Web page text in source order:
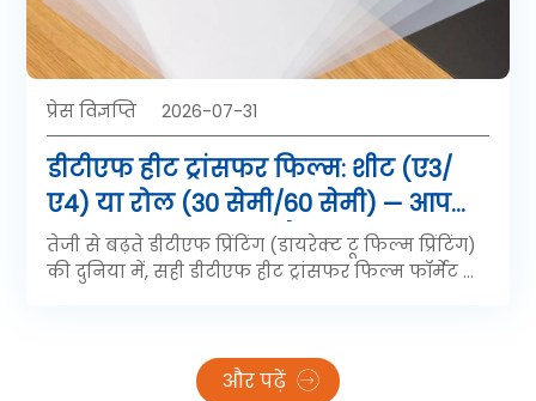
प्रेस विज्ञप्ति 2026-07-31
डीटीएफ हीट ट्रांसफर फिल्म: शीट (ए3/
ए4) या रोल (30 सेमी/60 सेमी) — आपकी
प्रिंटिंग मात्रा के लिए कौन सा फॉर्मेट
उपयुक्त है?
तेजी से बढ़ते डीटीएफ प्रिंटिंग (डायरेक्ट टू फिल्म प्रिंटिंग)
की दुनिया में, सही डीटीएफ हीट ट्रांसफर फिल्म फॉर्मेट का
और पढ़ें